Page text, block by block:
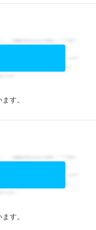
す。
す。